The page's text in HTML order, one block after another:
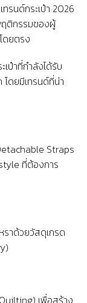
ทรนด์กระเป๋า 2026
ติกรรมของผู้
ดยตรง
เป๋าที่กำลังได้รับ
ดยมีเทรนด์ที่น่า
Straps
ที่ต้องการ
ราด้วยวัสดุเกรด